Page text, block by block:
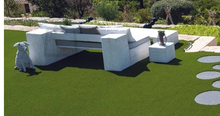
Warenkorb /0,00€
Es befinden sich keine Produkte im Warenkorb.
Suchen nach: